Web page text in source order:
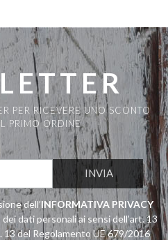
PER RICEVERE UNO SCONTO
PRIMO ORDINE
dell’INFORMATIVA PRIVACY
dati personali ai sensi dell’art. 13
13 del Regolamento UE 679/2016